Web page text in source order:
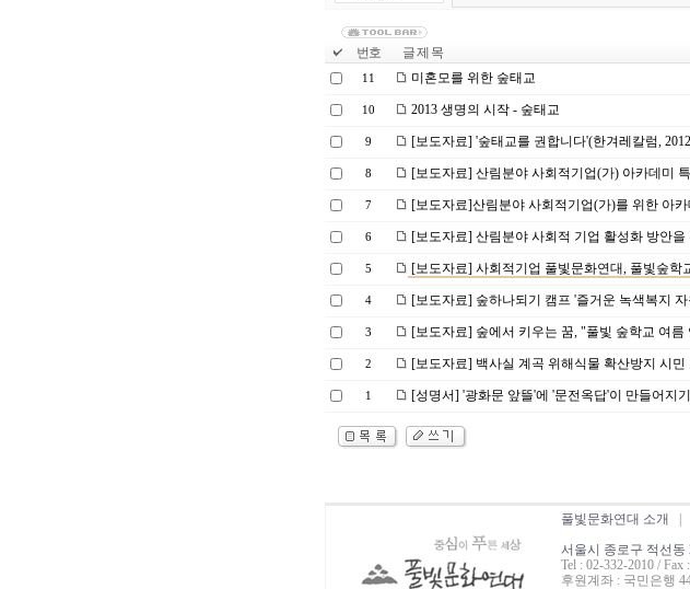
번호 글 제 목
11 미혼모를 위한 숲태교
10 2013 생명의 시작 - 숲태교
9 [보도자료] '숲태교를 권합니다'(한겨레칼럼,
8 [보도자료] 산림분야 사회적기업(가) 아카데미
7 [보도자료]산림분야 사회적기업(가)를 위한 아카
6 [보도자료] 산림분야 사회적 기업 활성화 방안을
5 [보도자료] 사회적기업 풀빛문화연대, 풀빛숲학
4 [보도자료] 숲하나되기 캠프 '즐거운 녹색복지
3 [보도자료] 숲에서 키우는 꿈, "풀빛 숲학교 여름
2 [보도자료] 백사실 계곡 위해식물 확산방지 시민
1 [성명서] '광화문 앞뜰'에 '문전옥답'이 만들어지
풀빛문화연대 소개
서울시 종로구 적선동
Tel : 02-332-2010 / Fax
후원계좌 : 국민은행